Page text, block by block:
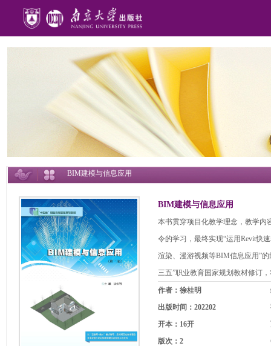
BIM建模与信息应用
BIM建模与信息应用
本书贯穿项目化教学理念，教学内
令的学习，最终实现“运用Revit快
渲染、漫游视频等BIM信息应用”
三五”职业教育国家规划教材修订
作者：徐桂明
出版时间：202202
开本：16开
版次：2